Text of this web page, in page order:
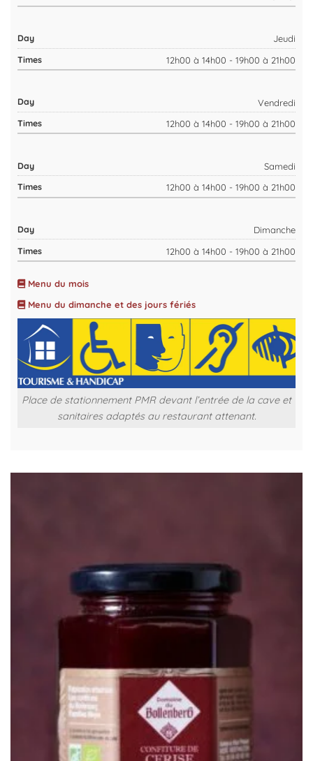
Jeudi
12h00 à 14h00 - 19h00 à 21h00
Vendredi
12h00 à 14h00 - 19h00 à 21h00
Samedi
12h00 à 14h00 - 19h00 à 21h00
Dimanche
12h00 à 14h00 - 19h00 à 21h00
Menu du mois
Menu du dimanche et des jours fériés
Place de stationnement PMR devant l’entrée de la cave et
sanitaires adaptés au restaurant attenant.